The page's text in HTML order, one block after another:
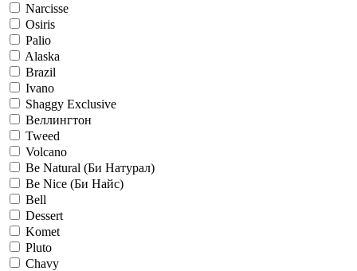
Narcisse
Osiris
Palio
Alaska
Brazil
Ivano
Shaggy Exclusive
Веллингтон
Tweed
Volcano
Be Natural (Би Натурал)
Be Nice (Би Найс)
Bell
Dessert
Komet
Pluto
Chavy